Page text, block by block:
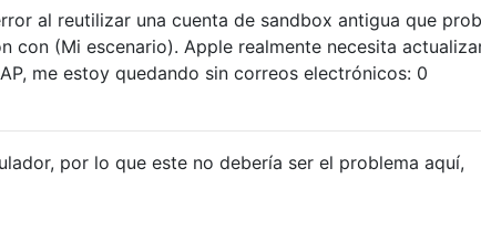
al reutilizar una cuenta de sandbox antigua que
con (Mi escenario). Apple realmente necesita
me estoy quedando sin correos electrónicos: 0
por lo que este no debería ser el problema aquí,